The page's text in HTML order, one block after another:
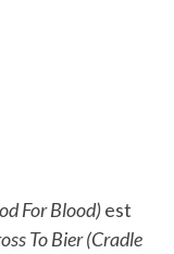
For Blood)est
To Bier (Cradle